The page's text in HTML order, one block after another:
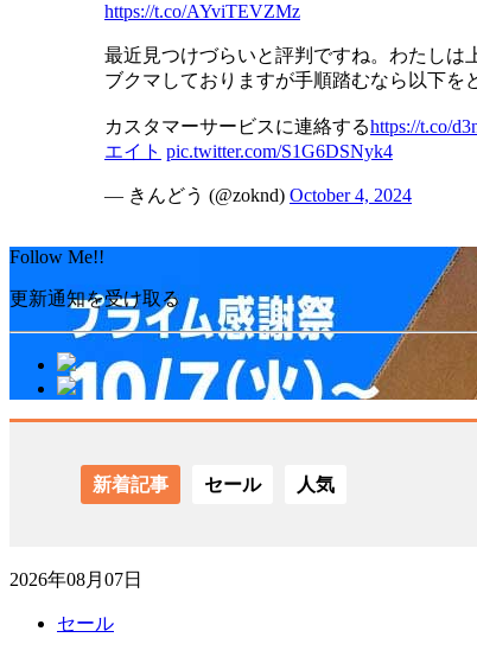
https://t.co/AYviTEVZMz
最近見つけづらいと評判ですね。わたしは
ブクマしておりますが手順踏むなら以下を
カスタマーサービスに連絡するhttps://t.co/
エイト pic.twitter.com/S1G6DSNyk4
— きんどう (@zoknd) October 4, 2024
Follow Me!!
更新通知を受け取る
新着記事 セール 人気
2026年08月07日
セール